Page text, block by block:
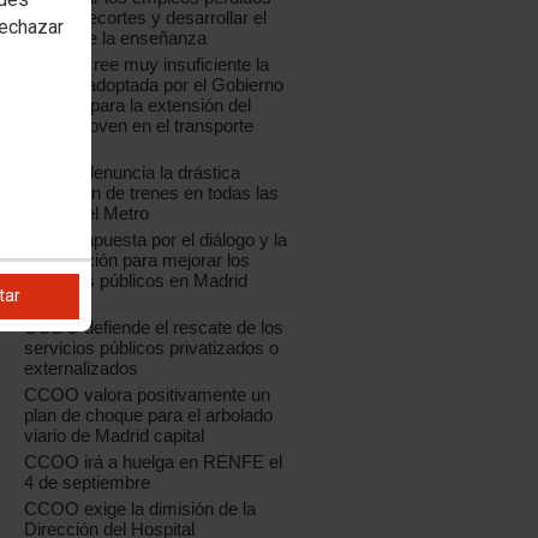
por los recortes y desarrollar el
sector de la enseñanza
CCOO cree muy insuficiente la
medida adoptada por el Gobierno
regional para la extensión del
Abono Joven en el transporte
CCOO denuncia la drástica
reducción de trenes en todas las
líneas del Metro
CCOO apuesta por el diálogo y la
negociación para mejorar los
servicios públicos en Madrid
CCOO defiende el rescate de los
servicios públicos privatizados o
externalizados
CCOO valora positivamente un
plan de choque para el arbolado
viario de Madrid capital
CCOO irá a huelga en RENFE el
4 de septiembre
CCOO exige la dimisión de la
Dirección del Hospital